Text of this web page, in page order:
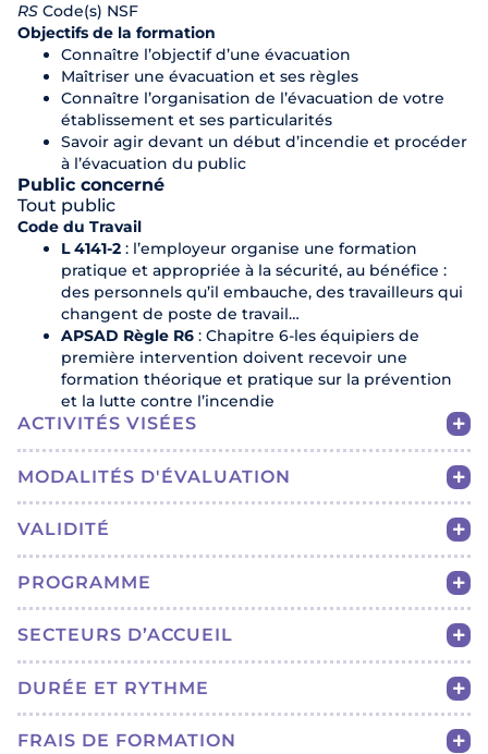
RS Code(s) NSF
Objectifs de la formation
Connaître l’objectif d’une évacuation
Maîtriser une évacuation et ses règles
Connaître l’organisation de l’évacuation de votre
établissement et ses particularités
Savoir agir devant un début d’incendie et procéder
à l’évacuation du public
Public concerné
Tout public
Code du Travail
L 4141-2 : l’employeur organise une formation
pratique et appropriée à la sécurité, au bénéfice :
des personnels qu’il embauche, des travailleurs qui
changent de poste de travail…
APSAD Règle R6 : Chapitre 6-les équipiers de
première intervention doivent recevoir une
formation théorique et pratique sur la prévention
et la lutte contre l’incendie
ACTIVITÉS VISÉES
MODALITÉS D'ÉVALUATION
VALIDITÉ
PROGRAMME
SECTEURS D’ACCUEIL
DURÉE ET RYTHME
FRAIS DE FORMATION